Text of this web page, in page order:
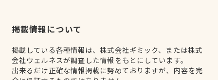
掲載情報について
掲載している各種情報は、株式会社ギミック、または株式
会社ウェルネスが調査した情報をもとにしています。
出来るだけ正確な情報掲載に努めておりますが、内容を完